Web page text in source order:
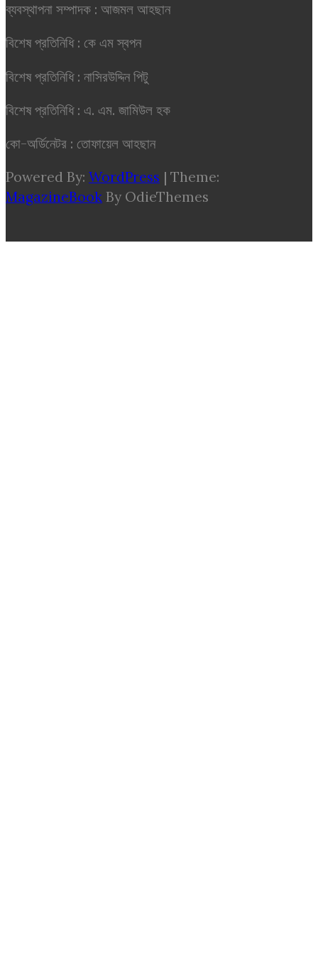
ব্যবস্থাপনা সম্পাদক : আজমল আহছান
বিশেষ প্রতিনিধি : কে এম স্বপন
বিশেষ প্রতিনিধি : নাসিরউদ্দিন পিটু
বিশেষ প্রতিনিধি : এ. এম. জামিউল হক
কো-অর্ডিনেটর : তোফায়েল আহছান
Powered By: WordPress | Theme:
MagazineBook By OdieThemes